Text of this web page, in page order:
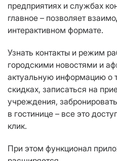
предприятиях и службах
главное – позволяет
интерактивном формате.
Узнать контакты и режим
городскими новостями и
актуальную информацию о
скидках, записаться на
учреждения,
в гостинице – все это
клик.
При этом функционал